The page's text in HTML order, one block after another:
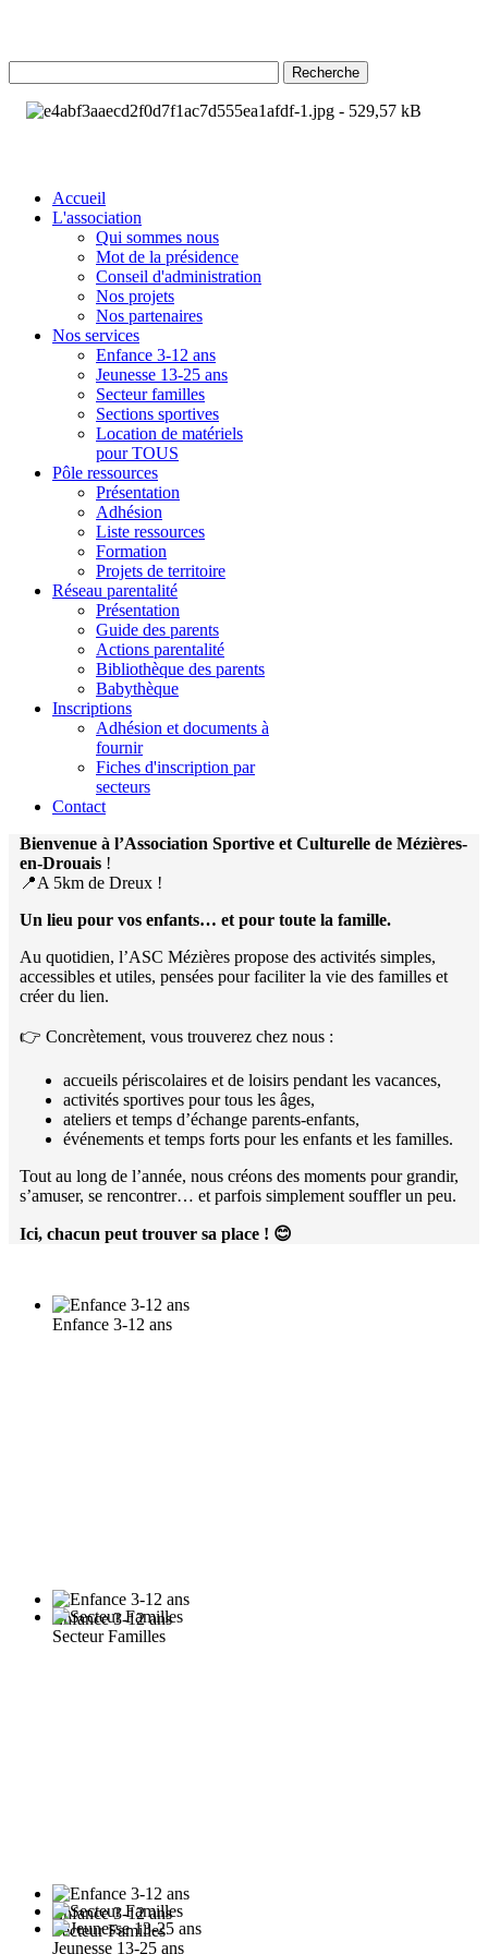
Recherche
Accueil
L'association
Qui sommes nous
Mot de la présidence
Conseil d'administration
Nos projets
Nos partenaires
Nos services
Enfance 3-12 ans
Jeunesse 13-25 ans
Secteur familles
Sections sportives
Location de matériels
pour TOUS
Pôle ressources
Présentation
Adhésion
Liste ressources
Formation
Projets de territoire
Réseau parentalité
Présentation
Guide des parents
Actions parentalité
Bibliothèque des parents
Babythèque
Inscriptions
Adhésion et documents à
fournir
Fiches d'inscription par
secteurs
Contact
Bienvenue à l’Association Sportive et Culturelle de Mézières-
en-Drouais !
📍A 5km de Dreux !
Un lieu pour vos enfants… et pour toute la famille.
Au quotidien, l’ASC Mézières propose des activités simples,
accessibles et utiles, pensées pour faciliter la vie des familles et
créer du lien.
👉 Concrètement, vous trouverez chez nous :
accueils périscolaires et de loisirs pendant les vacances,
activités sportives pour tous les âges,
ateliers et temps d’échange parents-enfants,
événements et temps forts pour les enfants et les familles.
Tout au long de l’année, nous créons des moments pour grandir,
s’amuser, se rencontrer… et parfois simplement souffler un peu.
Ici, chacun peut trouver sa place ! 😊
Enfance 3-12 ans
Enfance 3-12 ans
Enfance 3-12 ans
Secteur Familles
Secteur Familles
Jeunesse 13-25 ans